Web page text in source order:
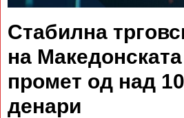
Стабилна
на
промет од над
денари